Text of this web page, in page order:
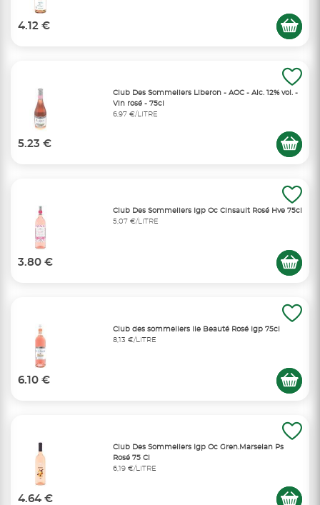
4.12 €
Club Des Sommeliers Liberon - AOC - Alc. 12% vol. -
Vin rosé - 75cl
6,97 €/LITRE
5.23 €
Club Des Sommeliers Igp Oc Cinsault Rosé Hve 75cl
5,07 €/LITRE
3.80 €
Club des sommeliers Ile Beauté Rosé Igp 75cl
8,13 €/LITRE
6.10 €
Club Des Sommeliers Igp Oc Gren.Marselan Ps
Rosé 75 Cl
6,19 €/LITRE
4.64 €